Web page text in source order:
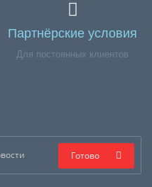
Партнёрские условия
Для постоянных клиентов
Готово